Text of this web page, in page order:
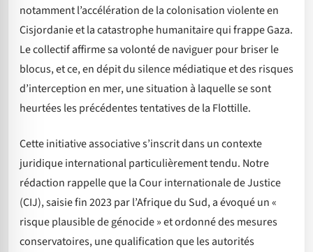
notamment l’accélération de la colonisation violente en
Cisjordanie et la catastrophe humanitaire qui frappe Gaza.
Le collectif affirme sa volonté de naviguer pour briser le
blocus, et ce, en dépit du silence médiatique et des risques
d’interception en mer, une situation à laquelle se sont
heurtées les précédentes tentatives de la Flottille.
Cette initiative associative s’inscrit dans un contexte
juridique international particulièrement tendu. Notre
rédaction rappelle que la Cour internationale de Justice
(CIJ), saisie fin 2023 par l’Afrique du Sud, a évoqué un «
risque plausible de génocide » et ordonné des mesures
conservatoires, une qualification que les autorités